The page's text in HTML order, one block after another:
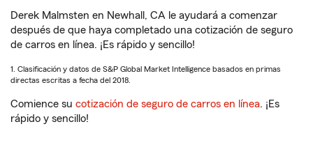
Derek Malmsten en Newhall, CA le ayudará a comenzar
después de que haya completado una cotización de seguro
de carros en línea. ¡Es rápido y sencillo!
1. Clasificación y datos de S&P Global Market Intelligence basados en primas
directas escritas a fecha del 2018.
Comience su cotización de seguro de carros en línea. ¡Es
rápido y sencillo!